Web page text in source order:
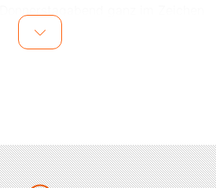
Moet & Chandon Rosé Nacht.
Herzen der Stadt, treffen
wird ausgerollt, die
sind eisgekühlt, lasst euch diesen
außergewöhnliche Nacht,